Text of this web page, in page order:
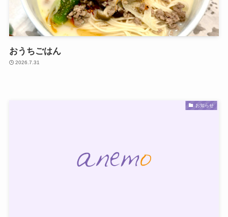
おうちごはん
2026.7.31
お知らせ